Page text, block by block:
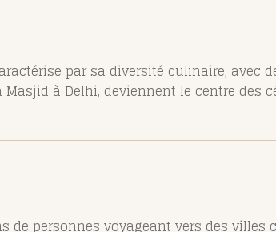
par sa diversité culinaire, avec
à Delhi, deviennent le centre des
de personnes voyageant vers des villes